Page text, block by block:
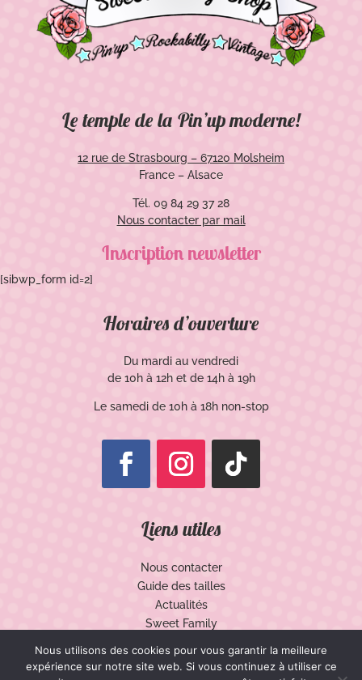
Le temple de la Pin’up moderne!
12 rue de Strasbourg – 67120 Molsheim
France – Alsace
Tél. 09 84 29 37 28
Nous contacter par mail
Inscription newsletter
[sibwp_form id=2]
Horaires d’ouverture
Du mardi au vendredi
de 10h à 12h et de 14h à 19h
Le samedi de 10h à 18h non-stop
Liens utiles
Nous contacter
Guide des tailles
Actualités
Sweet Family
Mentions légales
Nous utilisons des cookies pour vous garantir la meilleure
expérience sur notre site web. Si vous continuez à utiliser ce